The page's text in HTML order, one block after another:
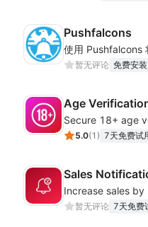
Pushfalcons
暂无评论 免费安装
Age
5.0(1 ) 7天免费试
Sales
暂无评论 7天免费